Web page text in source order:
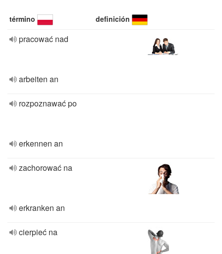
término definición
pracować nad
arbeiten an
rozpoznawać po
erkennen an
zachorować na
erkranken an
cierpieć na